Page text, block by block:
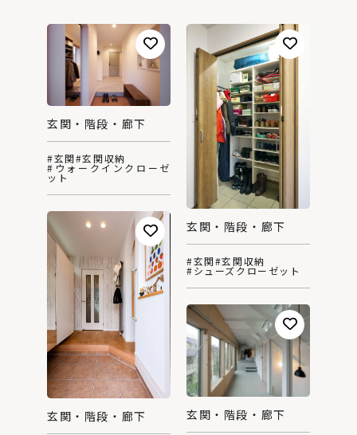
玄関・階段・廊下
#玄関#玄関収納
#ウォークインクローゼ
ット
玄関・階段・廊下
#玄関#玄関収納
#シューズクローゼット
玄関・階段・廊下 玄関・階段・廊下